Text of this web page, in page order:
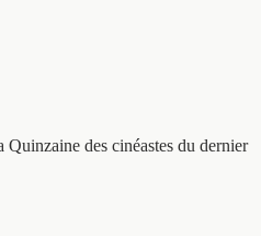
Quinzaine des cinéastes du dernier